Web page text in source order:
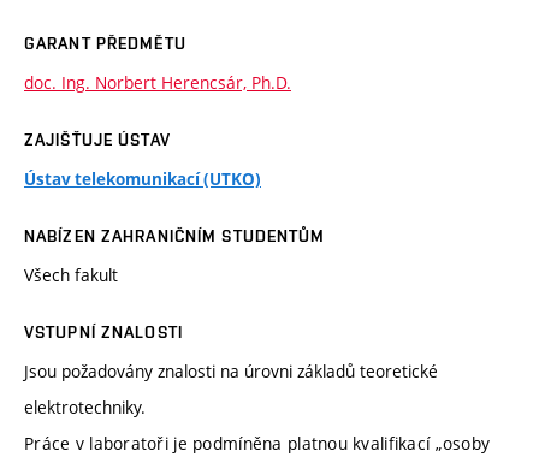
GARANT PŘEDMĚTU
doc. Ing. Norbert Herencsár, Ph.D.
ZAJIŠŤUJE ÚSTAV
Ústav telekomunikací (UTKO)
NABÍZEN ZAHRANIČNÍM STUDENTŮM
Všech fakult
VSTUPNÍ ZNALOSTI
Jsou požadovány znalosti na úrovni základů teoretické
elektrotechniky.
Práce v laboratoři je podmíněna platnou kvalifikací „osoby